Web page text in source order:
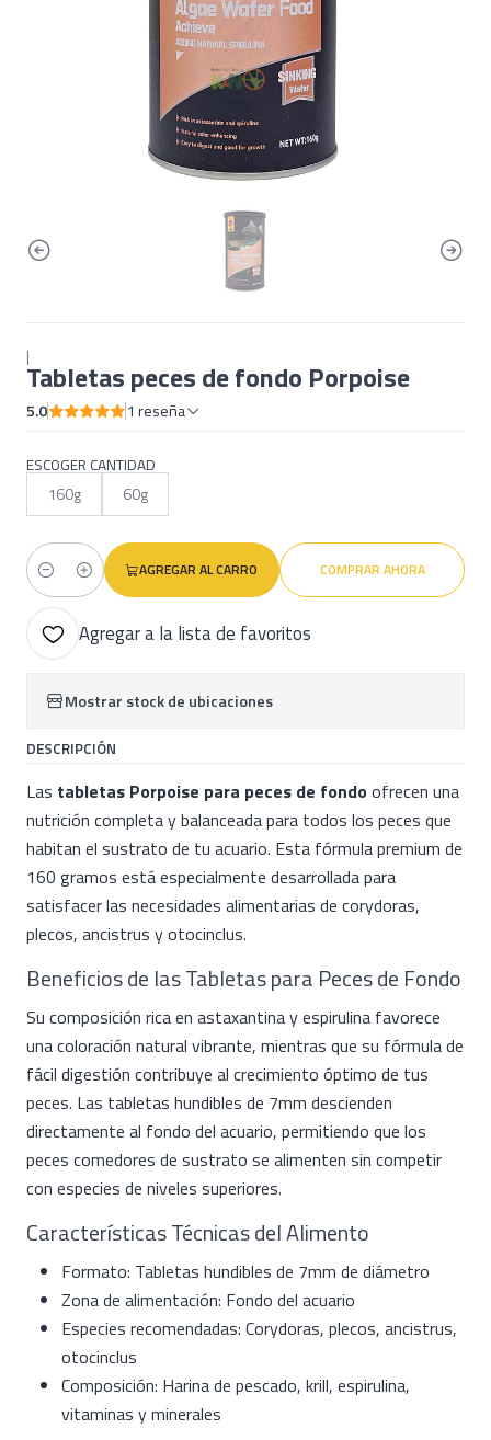
|
Tabletas peces de fondo Porpoise
5.0 1 reseña
ESCOGER CANTIDAD
160g 60g
Cantidad
AGREGAR AL CARRO COMPRAR AHORA
Agregar a la lista de favoritos
Mostrar stock de ubicaciones
DESCRIPCIÓN
Las tabletas Porpoise para peces de fondoofrecen una
nutrición completa y balanceada para todos los peces que
habitan el sustrato de tu acuario. Esta fórmula premium de
160 gramos está especialmente desarrollada para
satisfacer las necesidades alimentarias de corydoras,
plecos, ancistrus y otocinclus.
Beneficios de las Tabletas para Peces de Fondo
Su composición rica en astaxantina y espirulina favorece
una coloración natural vibrante, mientras que su fórmula de
fácil digestión contribuye al crecimiento óptimo de tus
peces. Las tabletas hundibles de 7mm descienden
directamente al fondo del acuario, permitiendo que los
peces comedores de sustrato se alimenten sin competir
con especies de niveles superiores.
Características Técnicas del Alimento
Formato: Tabletas hundibles de 7mm de diámetro
Zona de alimentación: Fondo del acuario
Especies recomendadas: Corydoras, plecos, ancistrus,
otocinclus
Composición: Harina de pescado, krill, espirulina,
vitaminas y minerales